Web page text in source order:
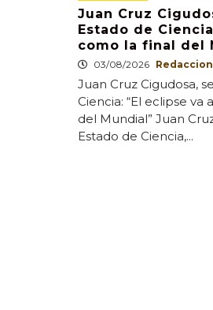
Juan Cruz
Estado de
como la final del
03/08/2026 Redaccion
Juan Cruz Cigudosa,
Ciencia: “El eclipse va
del Mundial” Juan
Estado de Ciencia,...